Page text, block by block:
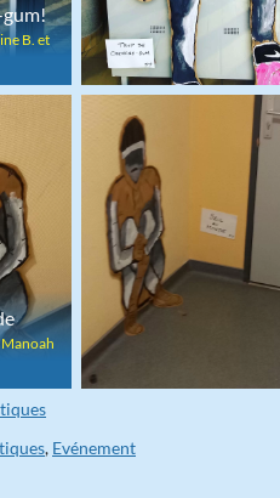
gum!
B. et
, Evénement